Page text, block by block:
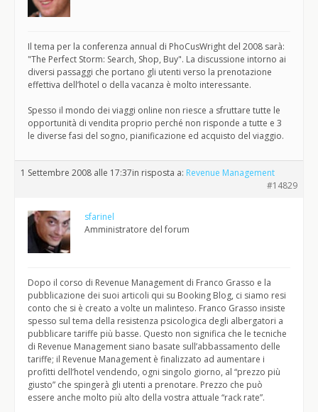
Il tema per la conferenza annual di PhoCusWright del 2008 sarà:
"The Perfect Storm: Search, Shop, Buy". La discussione intorno ai
diversi passaggi che portano gli utenti verso la prenotazione
effettiva dell’hotel o della vacanza è molto interessante.
Spesso il mondo dei viaggi online non riesce a sfruttare tutte le
opportunità di vendita proprio perché non risponde a tutte e 3
le diverse fasi del sogno, pianificazione ed acquisto del viaggio.
1 Settembre 2008 alle 17:37in risposta a: Revenue Management
#14829
sfarinel
Amministratore del forum
Dopo il corso di Revenue Management di Franco Grasso e la
pubblicazione dei suoi articoli qui su Booking Blog, ci siamo resi
conto che si è creato a volte un malinteso. Franco Grasso insiste
spesso sul tema della resistenza psicologica degli albergatori a
pubblicare tariffe più basse. Questo non significa che le tecniche
di Revenue Management siano basate sull’abbassamento delle
tariffe; il Revenue Management è finalizzato ad aumentare i
profitti dell’hotel vendendo, ogni singolo giorno, al “prezzo più
giusto” che spingerà gli utenti a prenotare. Prezzo che può
essere anche molto più alto della vostra attuale “rack rate”.